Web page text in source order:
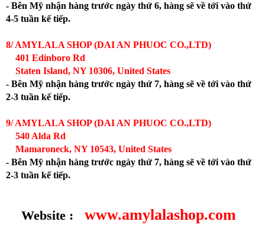
- Bên Mỹ nhận hàng trước ngày thứ 6, hàng sẽ về tới vào thứ
4-5 tuần kế tiếp.
8/ AMYLALA SHOP (DAI AN PHUOC CO.,LTD)
401 Edinboro Rd
Staten Island, NY 10306, United States
- Bên Mỹ nhận hàng trước ngày thứ 7, hàng sẽ về tới vào thứ
2-3 tuần kế tiếp.
9/ AMYLALA SHOP (DAI AN PHUOC CO.,LTD)
540 Alda Rd
Mamaroneck, NY 10543, United States
- Bên Mỹ nhận hàng trước ngày thứ 7, hàng sẽ về tới vào thứ
2-3 tuần kế tiếp.
Website : www.amylalashop.com